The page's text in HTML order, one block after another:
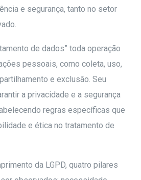
e segurança, tanto no setor
de dados” toda operação
pessoais, como coleta, uso,
e exclusão. Seu
a privacidade e a segurança
regras específicas que
e ética no tratamento de
da LGPD, quatro pilares